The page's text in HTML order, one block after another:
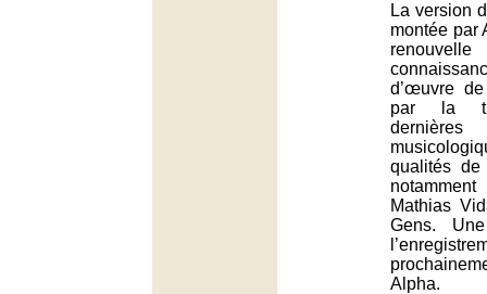
La version
montée par
d’œuvre
par la
qualités de
Mathias
Gens.
Alpha.